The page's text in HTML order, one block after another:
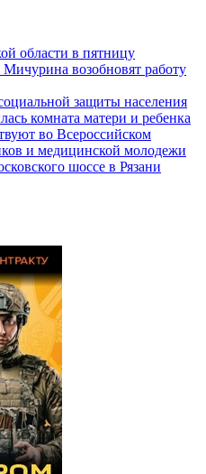
области в пятницу
возобновят работу
защиты населения
комната матери и ребенка
во Всероссийском
и медицинской молодежи
шоссе в Рязани